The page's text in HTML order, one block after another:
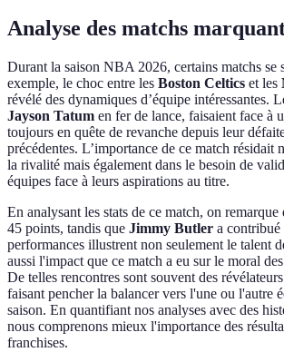
Analyse des matchs
Durant la saison NBA 2026, certains matchs se
exemple, le choc entre les Boston Celtics et les
révélé des dynamiques d’équipe intéressantes.
Jayson Tatum en fer de lance, faisaient face à
toujours en quête de revanche depuis leur
précédentes. L’importance de ce match résidait
la rivalité mais également dans le besoin de
équipes face à leurs aspirations au titre.
En analysant les stats de ce match, on
45 points, tandis que Jimmy Butler a contribué
performances illustrent non seulement le talent
aussi l'impact que ce match a eu sur le moral
De telles rencontres sont souvent des
faisant pencher la balancer vers l'une ou l'autre
saison. En quantifiant nos analyses avec des
nous comprenons mieux l'importance des
franchises.